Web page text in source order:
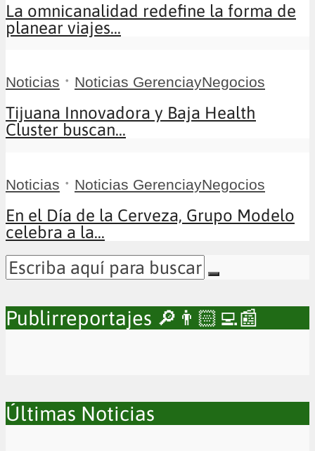
La omnicanalidad redefine la forma de
planear viajes...
Noticias • Noticias GerenciayNegocios
Tijuana Innovadora y Baja Health
Cluster buscan...
Noticias • Noticias GerenciayNegocios
En el Día de la Cerveza, Grupo Modelo
celebra a la...
Publirreportajes 🔎👨🏻‍💻📰
Últimas Noticias